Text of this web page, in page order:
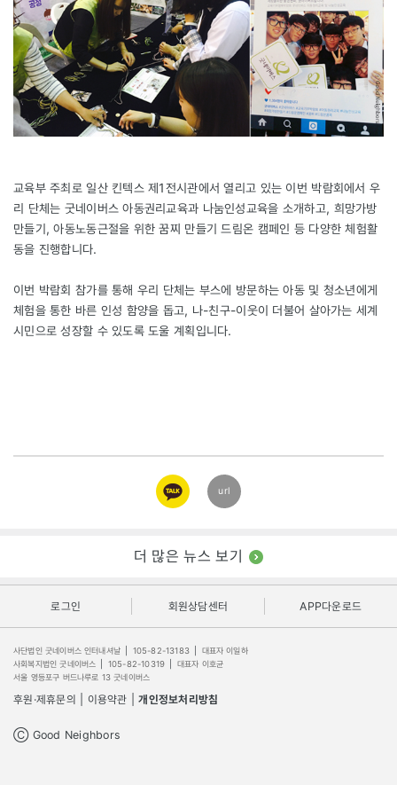
교육부 주최로 일산 킨텍스 제1전시관에서 열리고 있는 이번 박람회에서 우
리 단체는 굿네이버스 아동권리교육과 나눔인성교육을 소개하고, 희망가방
만들기, 아동노동근절을 위한 꿈찌 만들기 드림온 캠페인 등 다양한 체험활
동을 진행합니다.
이번 박람회 참가를 통해 우리 단체는 부스에 방문하는 아동 및 청소년에게
체험을 통한 바른 인성 함양을 돕고, 나-친구-이웃이 더불어 살아가는 세계
시민으로 성장할 수 있도록 도울 계획입니다.
카카오
링크
url
더 많은 뉴스 보기
로그인 회원상담센터 APP다운로드
사단법인 굿네이버스 인터내셔날 105-82-13183
대표자 이일하
사회복지법인 굿네이버스
105-82-10319
대표자 이호균
서울 영등포구 버드나루로 13 굿네이버스
후원·제휴문의 이용약관 개인정보처리방침
Ⓒ Good Neighbors